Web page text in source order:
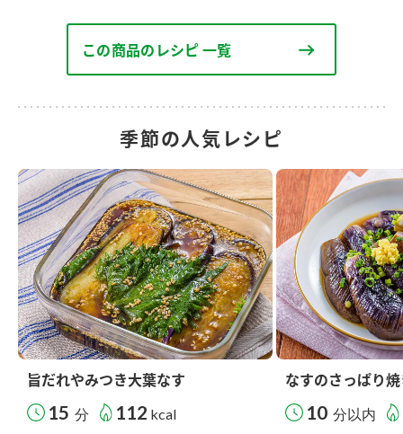
この商品のレシピ 一覧
季節の人気レシピ
旨だれやみつき大葉なす
15 分 112 kcal
なすのさっぱり
10 分以内